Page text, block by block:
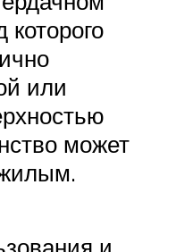
или
может